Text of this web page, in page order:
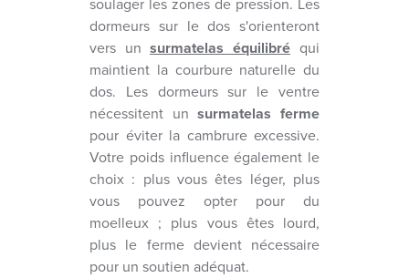
dormeurs sur le dos s'orienteront
vers un surmatelas équilibré qui
maintient la courbure naturelle du
dos. Les dormeurs sur le ventre
nécessitent un surmatelas ferme
pour éviter la cambrure excessive.
Votre poids influence également le
choix : plus vous êtes léger, plus
vous pouvez opter pour du
moelleux ; plus vous êtes lourd,
plus le ferme devient nécessaire
pour un soutien adéquat.